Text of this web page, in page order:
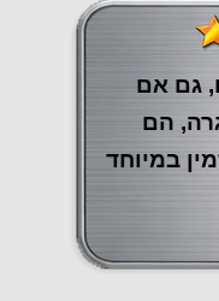
גם אם
הם
במיוחד